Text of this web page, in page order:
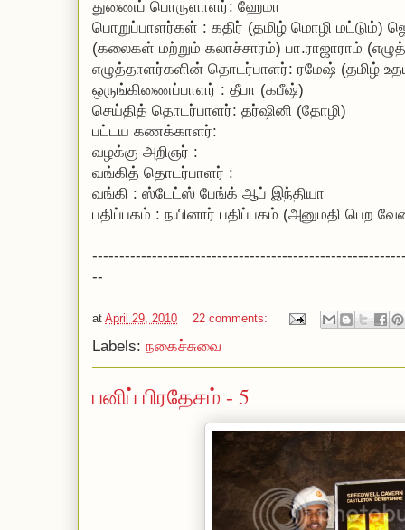
துணைப் பொருளாளர்: ஹேமா
பொறுப்பாளர்கள் : கதிர் (தமிழ் மொழி மட்டும்)
(கலைகள் மற்றும் கலாச்சாரம்) பா.ராஜாராம்
எழுத்தாளர்களின் தொடர்பாளர்: ரமேஷ் (தமிழ்
ஒருங்கிணைப்பாளர் : தீபா (கபீஷ்)
செய்தித் தொடர்பாளர்: தர்ஷினி (தோழி)
பட்டய
வழக்கு அறிஞர் :
வங்கித் தொடர்பாளர் :
வங்கி : ஸ்டேட்ஸ் பேங்க் ஆப் இந்தியா
பதிப்பகம் : நயினார் பதிப்பகம் (அனுமதி பெற
--
at April 29, 2010 22 comments:
Labels: நகைச்சுவை
பனிப் பிரதேசம் - 5